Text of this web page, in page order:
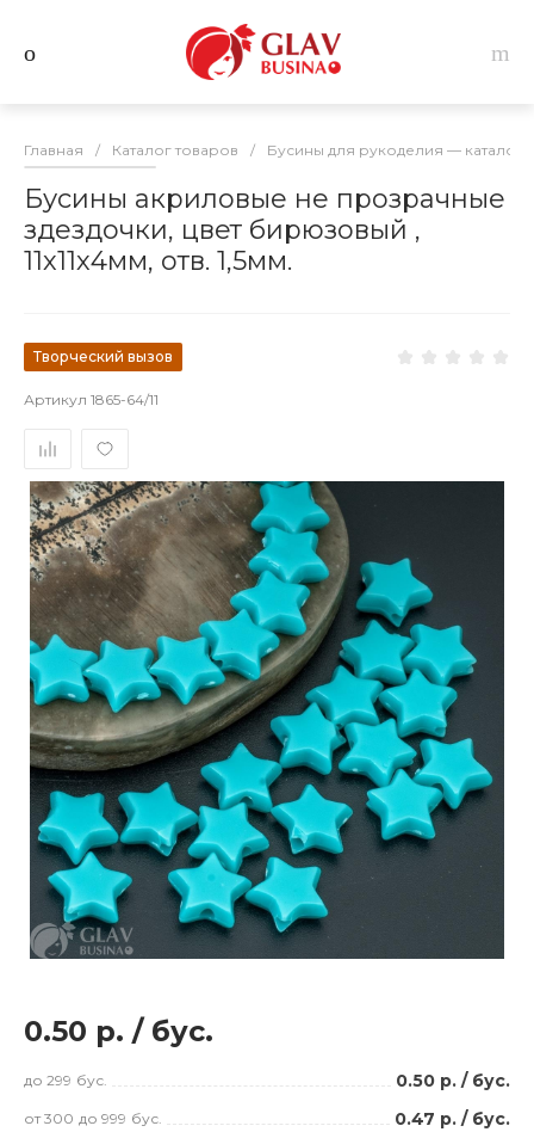
Главная / Каталог товаров / Бусины для рукоделия — каталог
Бусины акриловые не прозрачные
здездочки, цвет бирюзовый ,
11х11х4мм, отв. 1,5мм.
Творческий вызов
Артикул 1865-64/11
0.50 р. / бус.
до 299 бус. 0.50 р. / бус.
от 300 до 999 бус. 0.47 р. / бус.